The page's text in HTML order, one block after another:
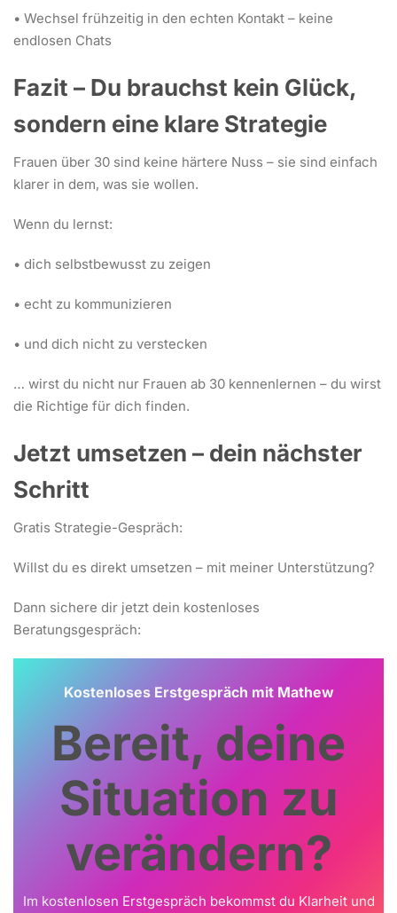
• Wechsel frühzeitig in den echten Kontakt – keine
endlosen Chats
Fazit – Du brauchst kein Glück,
sondern eine klare Strategie
Frauen über 30 sind keine härtere Nuss – sie sind einfach
klarer in dem, was sie wollen.
Wenn du lernst:
• dich selbstbewusst zu zeigen
• echt zu kommunizieren
• und dich nicht zu verstecken
… wirst du nicht nur Frauen ab 30 kennenlernen – du wirst
die Richtige für dich finden.
Jetzt umsetzen – dein nächster
Schritt
Gratis Strategie-Gespräch:
Willst du es direkt umsetzen – mit meiner Unterstützung?
Dann sichere dir jetzt dein kostenloses
Beratungsgespräch:
Kostenloses Erstgespräch mit Mathew
Bereit, deine
Situation zu
verändern?
Im kostenlosen Erstgespräch bekommst du Klarheit und